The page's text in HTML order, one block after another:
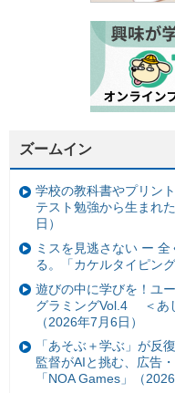
ズームイン
学校の教科書やプリン
テスト勉強から生まれ
日）
ミスを見逃さない ー
る。「カケルタイピン
遊びの中に学びを！ユ
グラミングVol.4 ＜あ
（2026年7月6日）
「あそぶ＋学ぶ」が反
監督がAIと挑む、広告
「NOA Games」（